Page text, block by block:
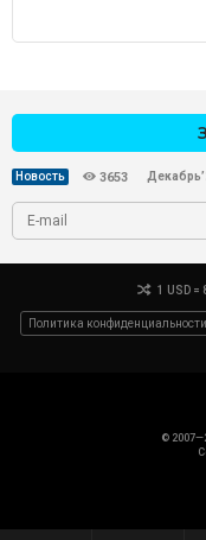
Новость 3653
1 USD =
Политика конфиденциальности
©